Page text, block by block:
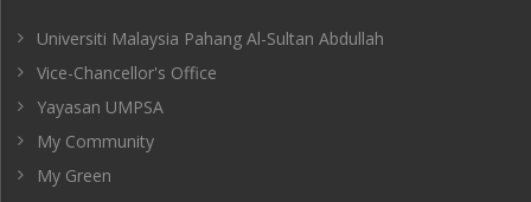
Universiti Malaysia Pahang Al-Sultan Abdullah
Vice-Chancellor's Office
Yayasan UMPSA
My Community
My Green